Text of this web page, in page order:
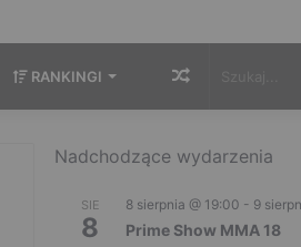
RANKINGI Losowy
Nadchodzące wydarzenia
SIE
8
8 sierpnia @ 19:00 - 9
Prime Show MMA 18